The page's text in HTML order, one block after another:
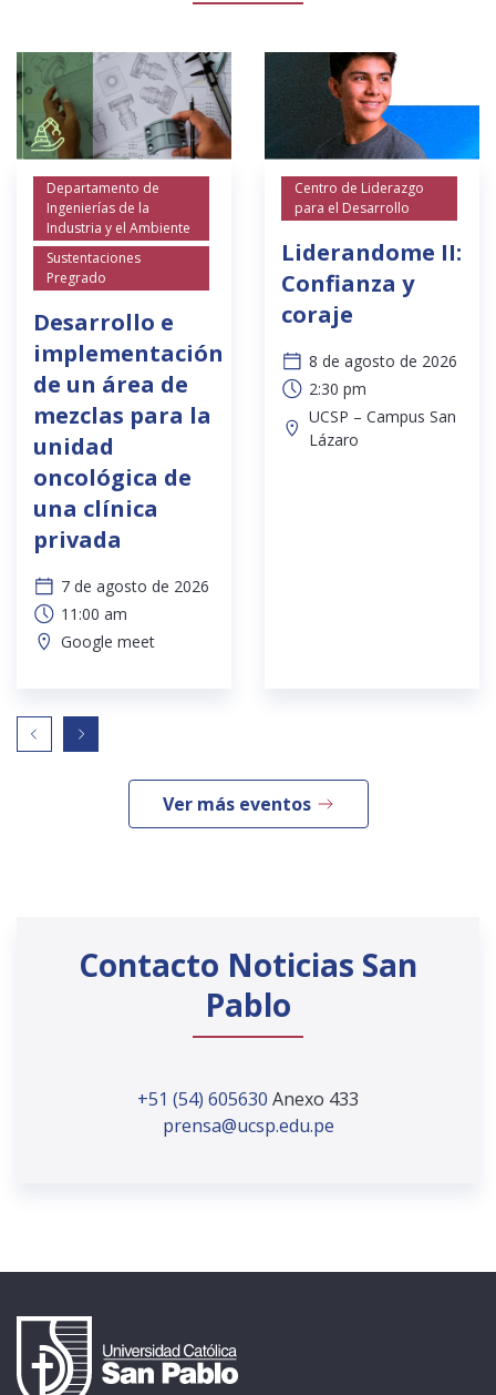
Departamento de
Ingenierías de la
Industria y el Ambiente
Sustentaciones
Pregrado
Desarrollo e
implementación
de un área de
mezclas para la
unidad
oncológica de
una clínica
privada
7 de agosto de 2026
11:00 am
Google meet
Centro de Liderazgo
para el Desarrollo
Liderandome II:
Confianza y
coraje
8 de agosto de 2026
2:30 pm
UCSP – Campus San
Lázaro
Ver más eventos
Contacto Noticias San
Pablo
+51 (54) 605630 Anexo 433
prensa@ucsp.edu.pe